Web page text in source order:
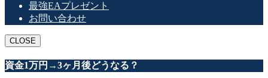
最強EAプレゼント
お問い合わせ
CLOSE
資金1万円→3ヶ月後どうなる？